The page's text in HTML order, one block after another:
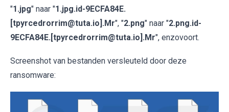
"1.jpg" naar "1.jpg.id-9ECFA84E.
[tpyrcedrorrim@tuta.io].Mr", "2.png" naar "2.png.id-
9ECFA84E.[tpyrcedrorrim@tuta.io].Mr", enzovoort.
Screenshot van bestanden versleuteld door deze
ransomware: